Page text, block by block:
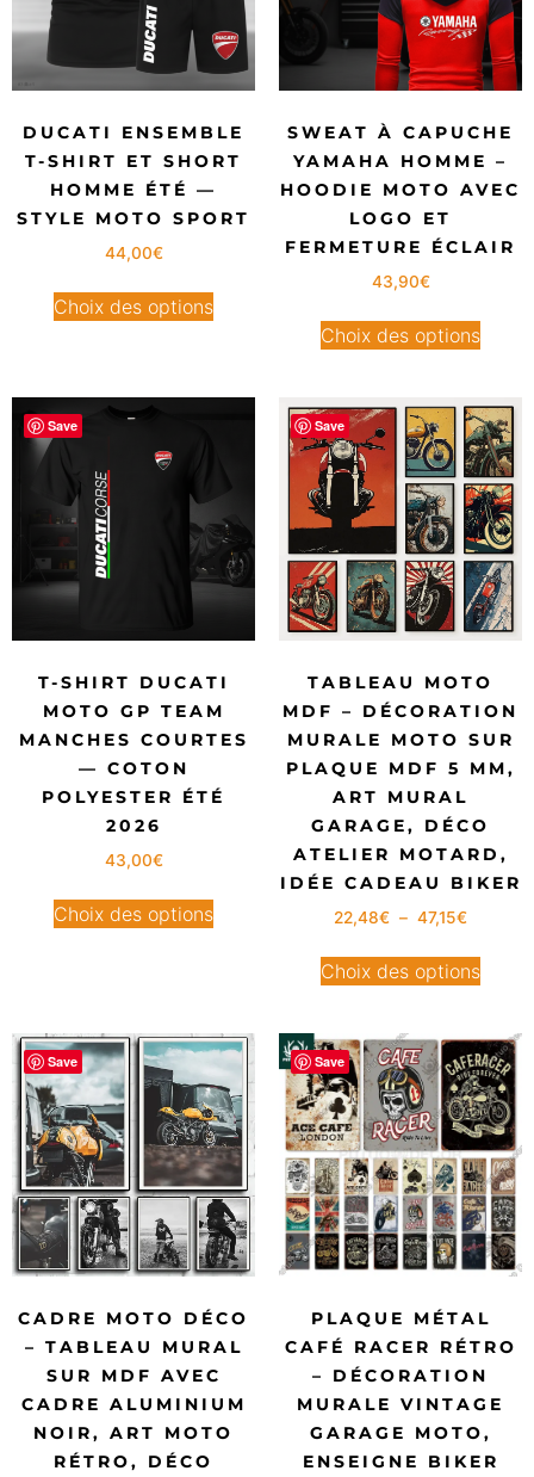
DUCATI ENSEMBLE
T-SHIRT ET SHORT
HOMME ÉTÉ —
STYLE MOTO SPORT
44,00€
Choix des options
SWEAT À CAPUCHE
YAMAHA HOMME –
HOODIE MOTO AVEC
LOGO ET
FERMETURE ÉCLAIR
43,90€
Choix des options
Save
T-SHIRT DUCATI
MOTO GP TEAM
MANCHES COURTES
— COTON
POLYESTER ÉTÉ
2026
43,00€
Choix des options
Save
TABLEAU MOTO
MDF – DÉCORATION
MURALE MOTO SUR
PLAQUE MDF 5 MM,
ART MURAL
GARAGE, DÉCO
ATELIER MOTARD,
IDÉE CADEAU BIKER
22,48€ – 47,15€
Choix des options
Save
CADRE MOTO DÉCO
– TABLEAU MURAL
SUR MDF AVEC
CADRE ALUMINIUM
NOIR, ART MOTO
RÉTRO, DÉCO
Save
PLAQUE MÉTAL
CAFÉ RACER RÉTRO
– DÉCORATION
MURALE VINTAGE
GARAGE MOTO,
ENSEIGNE BIKER